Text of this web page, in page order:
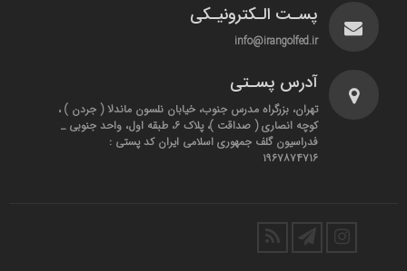
پسـت الـکترونیـکی
info@irangolfed.ir
آدرس پسـتی
تهران، بزرگراه مدرس جنوب، خیابان نلسون ماندلا ( جردن ) ،
کوچه انصاری ( صداقت )، پلاک ۶، طبقه اول، واحد جنوبی _
فدراسیون گلف جمهوری اسلامی ایران کد پستی :
۱۹۶۷۸۷۴۷۱۶